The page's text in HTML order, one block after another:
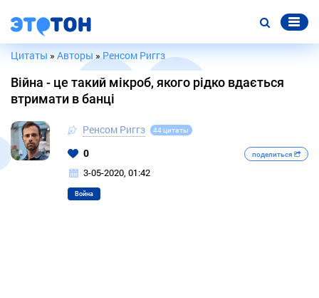
Цитаты » Авторы »Ренсом Риггз
Війна - це такий мікроб, якого рідко вдається
втримати в банці
Ренсом Риггз 44 цитаты
0 поделиться
3-05-2020, 01:42
Война